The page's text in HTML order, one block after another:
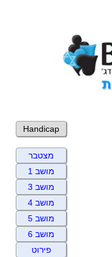
Handicap
מצטבר
מושב 1
מושב 3
מושב 4
מושב 5
מושב 6
פירוט